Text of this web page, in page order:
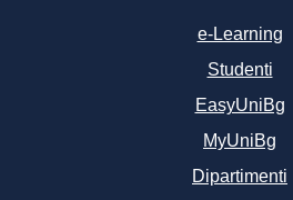
e-Learning
Studenti
EasyUniBg
MyUniBg
Dipartimenti